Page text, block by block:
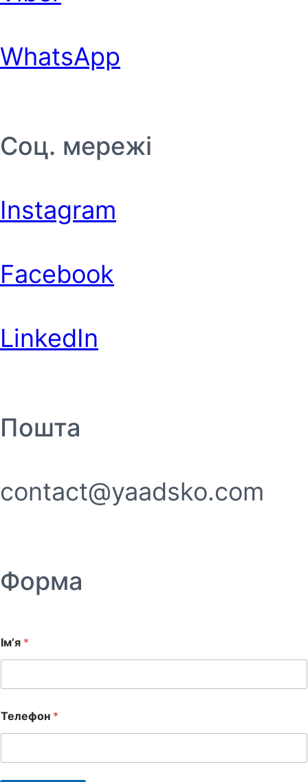
WhatsApp
Соц. мережі
Instagram
Facebook
LinkedIn
Пошта
contact@yaadsko.com
Форма
Ім’я *
Телефон *